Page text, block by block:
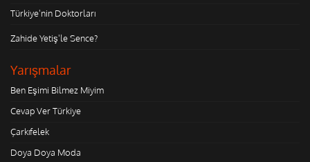
Türkiye'nin Doktorları
Zahide Yetiş'le Sence?
Yarışmalar
Ben Eşimi Bilmez Miyim
Cevap Ver Türkiye
Çarkıfelek
Doya Doya Moda